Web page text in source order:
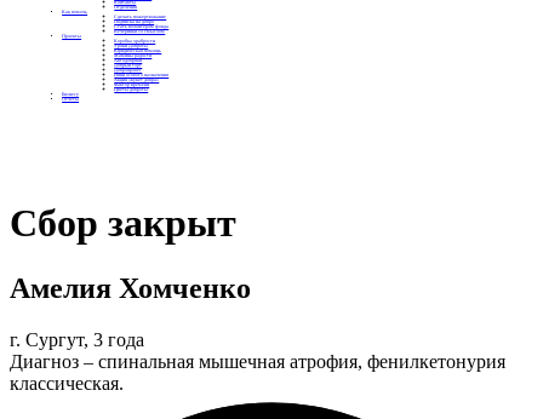
Контакты
Отделения
Как помочь
Сделать пожертвование
Подписка на добро
Стать волонтером фонда
Вечеринки со смыслом
Проекты
Коробка храбрости
Уроки Доброты
Юридическая помощь
Мамины радости
Автодобряки
Добрый торт
Добропробег
Няни особого назначения
Акция «Букет добра»
Фактор времени
Цветы доброты
Бизнесу
Отчеты
Сбор закрыт
Амелия Хомченко
г. Сургут, 3 года
Диагноз – спинальная мышечная атрофия, фенилкетонурия
классическая.